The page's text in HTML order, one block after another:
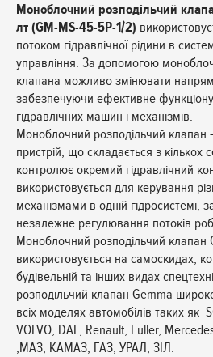
Моноблочний розподільчий
лт (GM-MS-45-5P-1/2)
потоком гідравлічної рідини в
управління. За допомогою
клапана можливо змінювати
забезпечуючи ефективне
гідравлічних машин і механізмів.
Моноблочний розподільчий клапан
пристрій, що складається з кількох
контролює окремий гідравлічний
використовується для керування
механізмами в одній гідросистемі,
незалежне регулювання потоків
Моноблочний розподільчий клапан
використовується на самоскидах,
будівельній та інших видах
розподільчий клапан Gemma
всіх моделях автомобілів таких як
VOLVO, DAF, Renault, Fuller,
,МАЗ, КАМАЗ, ГАЗ, УРАЛ, ЗІЛ.